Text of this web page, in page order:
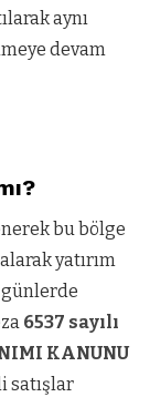
aynı
devam
bu bölge
yatırım
günlerde
6537 sayılı
KANUNU
satışlar